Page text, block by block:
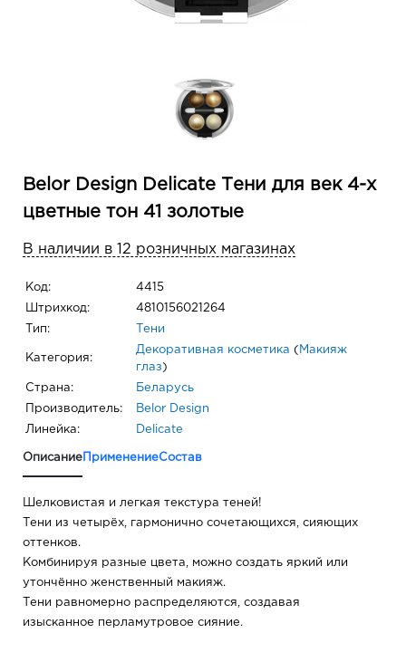
Belor Design Delicate Тени для век 4-х
цветные тон 41 золотые
В наличии в 12 розничных магазинах
Код: 4415
Штрихкод: 4810156021264
Тип: Тени
Категория:
Декоративная косметика ( Макияж
глаз )
Страна: Беларусь
Производитель: Belor Design
Линейка: Delicate
Описание ПрименениеСостав
Шелковистая и легкая текстура теней!
Тени из четырёх, гармонично сочетающихся, сияющих
оттенков.
Комбинируя разные цвета, можно создать яркий или
утончённо женственный макияж.
Тени равномерно распределяются, создавая
изысканное перламутровое сияние.